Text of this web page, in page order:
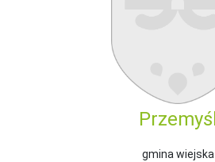
Przemyśl
gmina wiejska